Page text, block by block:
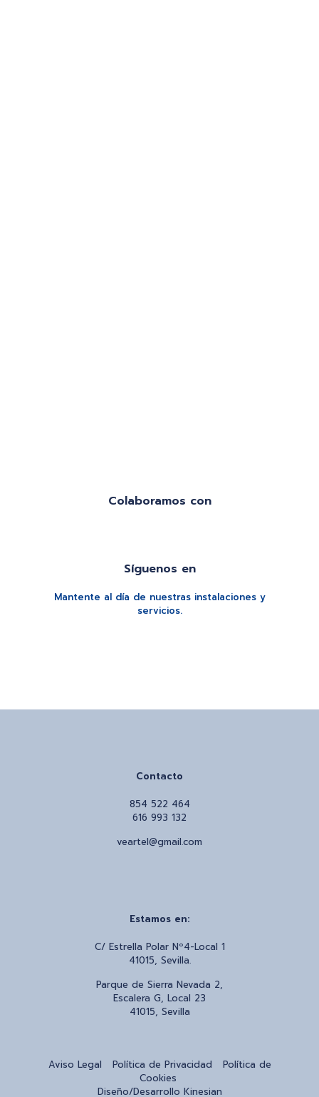
Colaboramos con
Síguenos en
Mantente al día de nuestras instalaciones y
servicios.
Contacto
854 522 464
616 993 132
veartel@gmail.com
Estamos en:
C/ Estrella Polar Nº4-Local 1
41015, Sevilla.
Parque de Sierra Nevada 2,
Escalera G, Local 23
41015, Sevilla
Aviso Legal Política de Privacidad
Política de
Cookies
Diseño/Desarrollo Kinesian